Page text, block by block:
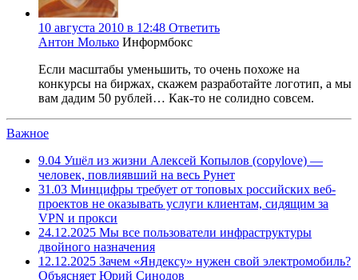
10 августа 2010 в 12:48 Ответить
Антон Молько Информбокс
Если масштабы уменьшить, то очень похоже на
конкурсы на биржах, скажем разработайте логотип, а мы
вам дадим 50 рублей… Как-то не солидно совсем.
Важное
9.04 Ушёл из жизни Алексей Копылов (copylove) —
человек, повлиявший на весь Рунет
31.03 Минцифры требует от топовых российских веб-
проектов не оказывать услуги клиентам, сидящим за
VPN и прокси
24.12.2025 Мы все пользователи инфраструктуры
двойного назначения
12.12.2025 Зачем «Яндексу» нужен свой электромобиль?
Объясняет Юрий Синодов